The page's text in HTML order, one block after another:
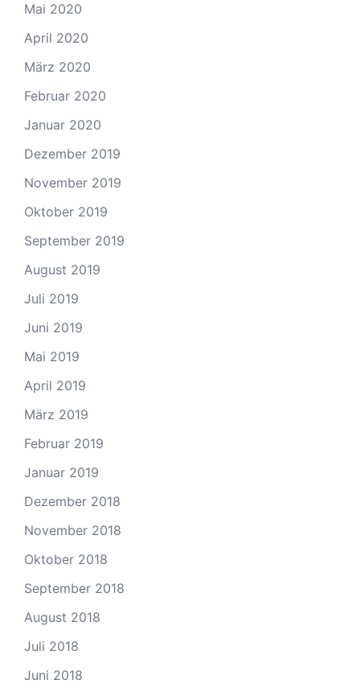
Mai 2020
April 2020
März 2020
Februar 2020
Januar 2020
Dezember 2019
November 2019
Oktober 2019
September 2019
August 2019
Juli 2019
Juni 2019
Mai 2019
April 2019
März 2019
Februar 2019
Januar 2019
Dezember 2018
November 2018
Oktober 2018
September 2018
August 2018
Juli 2018
Juni 2018